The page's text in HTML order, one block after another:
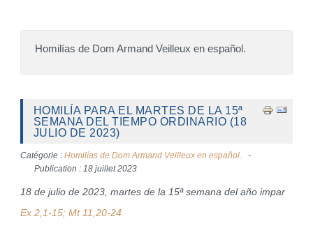
Homilías de Dom Armand Veilleux en español.
HOMILÍA PARA EL MARTES DE LA 15ª
SEMANA DEL TIEMPO ORDINARIO (18
JULIO DE 2023)
Catégorie : Homilías de Dom Armand Veilleux en español.
Publication : 18 juillet 2023
18 de julio de 2023, martes de la 15ª semana del año impar
Ex 2,1-15; Mt 11,20-24